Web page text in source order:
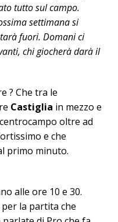
tutto sul campo.
settimana si
fuori. Domani ci
chi giocherà darà il
? Che tra le
Castiglia in mezzo e
oltre ad
e che
primo minuto.
alle ore 10 e 30.
la partita che